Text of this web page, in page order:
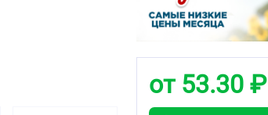
от 53.30 ₽